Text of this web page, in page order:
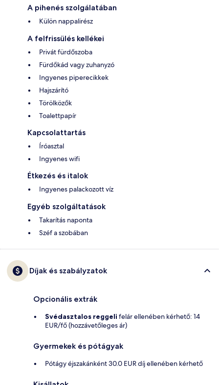
A pihenés szolgálatában
Külön nappalirész
A felfrissülés kellékei
Privát fürdőszoba
Fürdőkád vagy zuhanyzó
Ingyenes piperecikkek
Hajszárító
Törölközők
Toalettpapír
Kapcsolattartás
Íróasztal
Ingyenes wifi
Étkezés és italok
Ingyenes palackozott víz
Egyéb szolgáltatások
Takarítás naponta
Széf a szobában
Díjak és szabályzatok
Opcionális extrák
Svédasztalos reggeli felár ellenében kérhető: 14
EUR/fő (hozzávetőleges ár)
Gyermekek és pótágyak
Pótágy éjszakánként 30.0 EUR díj ellenében kérhető